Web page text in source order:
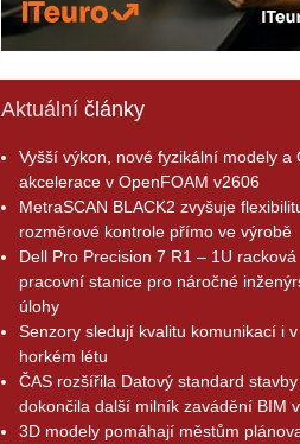
Aktuální články
Vyšší výkon, nové fyzikální modely a
akcelerace v OpenFOAM v2606
MetraSCAN BLACK2 zvyšuje
rozměrové kontrole přímo ve výrobě
Dell Pro Precision 7 R1 – 1U racková
pracovní stanice pro náročné
úlohy
Senzory sledují kvalitu komunikací i v
horkém létu
ČAS rozšířila Datový standard stavby
dokončila další milník zavádění BIM
3D modely pomáhají městům